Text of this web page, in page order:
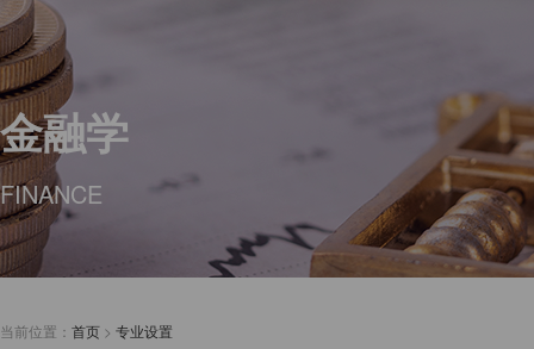
金融学
FINANCE
当前位置： 首页 > 专业设置